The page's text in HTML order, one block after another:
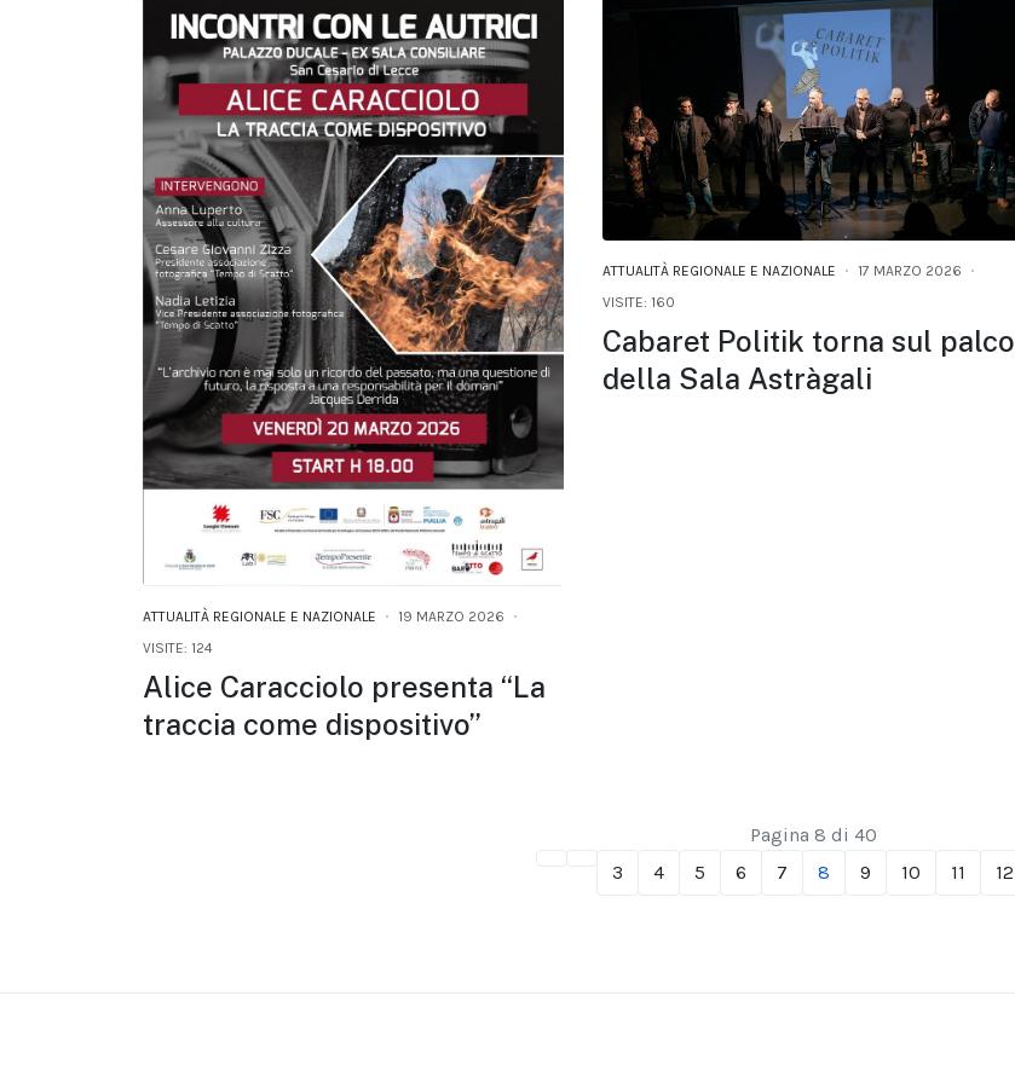
ATTUALITÀ REGIONALE E NAZIONALE
19 MARZO 2026
VISITE: 124
Alice Caracciolo presenta “La
traccia come dispositivo”
ATTUALITÀ REGIONALE E NAZIONALE
17 MARZO 2026
VISITE: 160
Cabaret Politik torna sul palco
della Sala Astràgali
3 4 5 6 7 8 9 10 11 12
Pagina 8 di 40